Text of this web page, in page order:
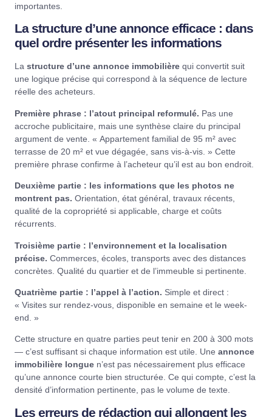
importantes.
La structure d’une annonce efficace : dans
quel ordre présenter les informations
La structure d’une annonce immobilière qui convertit suit
une logique précise qui correspond à la séquence de lecture
réelle des acheteurs.
Première phrase : l’atout principal reformulé. Pas une
accroche publicitaire, mais une synthèse claire du principal
argument de vente. « Appartement familial de 95 m² avec
terrasse de 20 m² et vue dégagée, sans vis-à-vis. » Cette
première phrase confirme à l’acheteur qu’il est au bon endroit.
Deuxième partie : les informations que les photos ne
montrent pas. Orientation, état général, travaux récents,
qualité de la copropriété si applicable, charge et coûts
récurrents.
Troisième partie : l’environnement et la localisation
précise. Commerces, écoles, transports avec des distances
concrètes. Qualité du quartier et de l’immeuble si pertinente.
Quatrième partie : l’appel à l’action. Simple et direct :
« Visites sur rendez-vous, disponible en semaine et le week-
end. »
Cette structure en quatre parties peut tenir en 200 à 300 mots
— c’est suffisant si chaque information est utile. Une annonce
immobilière longue n’est pas nécessairement plus efficace
qu’une annonce courte bien structurée. Ce qui compte, c’est la
densité d’information pertinente, pas le volume de texte.
Les erreurs de rédaction qui allongent les